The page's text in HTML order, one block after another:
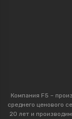
Компания F5 –
среднего ценового
20 лет и